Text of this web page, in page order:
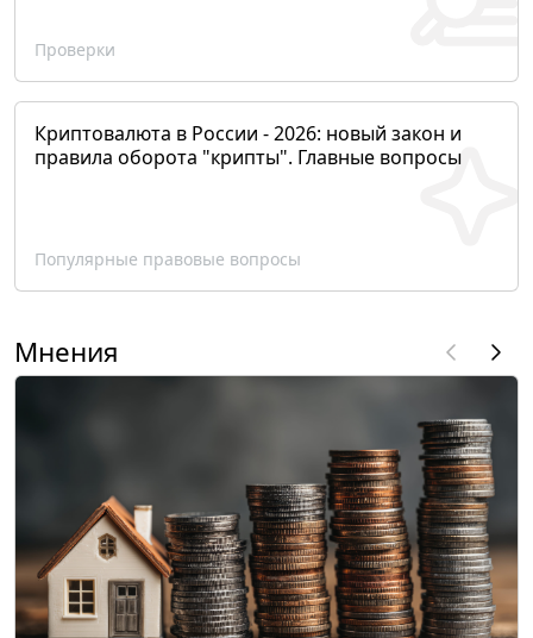
Проверки
Криптовалюта в России - 2026: новый закон и
правила оборота "крипты". Главные вопросы
Популярные правовые вопросы
Мнения